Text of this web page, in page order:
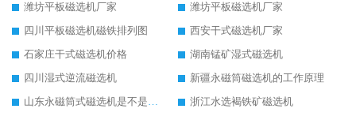
潍坊平板磁选机厂家
潍坊平板磁选机厂家
四川平板磁选机磁铁排列图
西安干式磁选机厂家
石家庄干式磁选机价格
湖南锰矿湿式磁选机
四川湿式逆流磁选机
新疆永磁筒磁选机的工作原理
山东永磁筒式磁选机是不是强磁
浙江水选褐铁矿磁选机